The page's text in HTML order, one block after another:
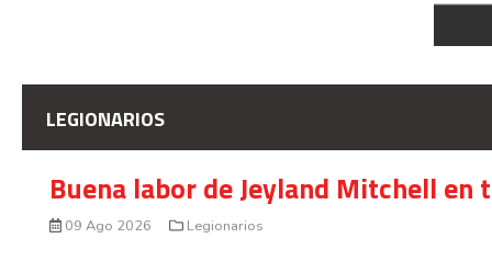
LEGIONARIOS
Buena labor de Jeyland Mitchell
09 Ago 2026 Legionarios